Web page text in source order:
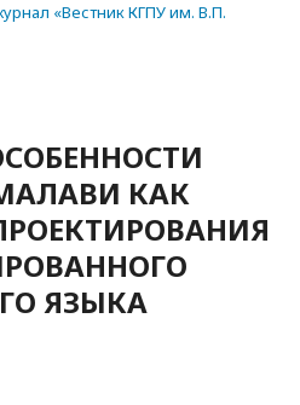
«Вестник КГПУ им. В.П.
КАК
ЯЗЫКА